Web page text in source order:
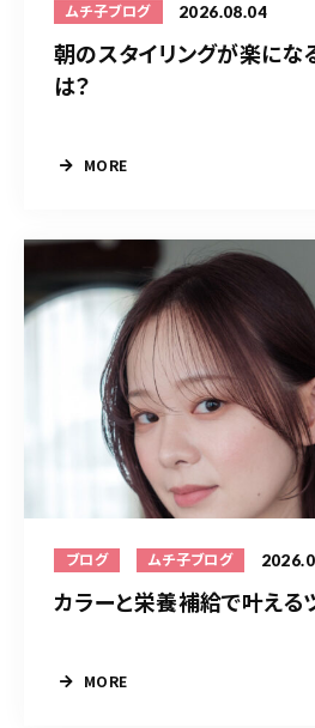
ムチ子ブログ 2026.08.04
朝のスタイリングが楽にな
は？
MORE
ブログ ムチ子ブログ
カラーと栄養補給で叶える
MORE